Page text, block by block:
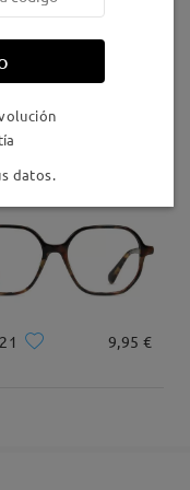
de vos
ou vous faire
leur
restent à votre
9,95 €
datos.